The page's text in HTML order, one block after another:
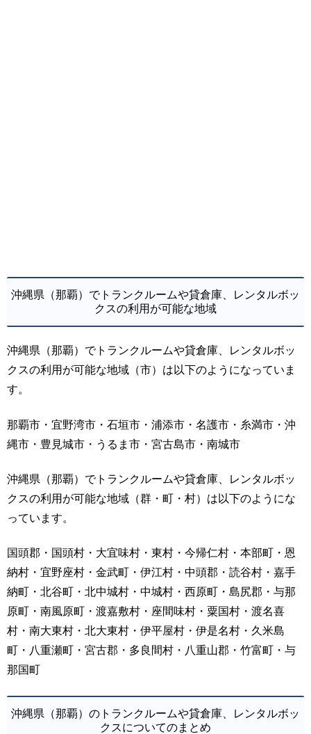
沖縄県（那覇）でトランクルームや貸倉庫、レンタルボッ
クスの利用が可能な地域
沖縄県（那覇）でトランクルームや貸倉庫、レンタルボッ
クスの利用が可能な地域（市）は以下のようになっていま
す。
那覇市・宜野湾市・石垣市・浦添市・名護市・糸満市・沖
縄市・豊見城市・うるま市・宮古島市・南城市
沖縄県（那覇）でトランクルームや貸倉庫、レンタルボッ
クスの利用が可能な地域（群・町・村）は以下のようにな
っています。
国頭郡・国頭村・大宜味村・東村・今帰仁村・本部町・恩
納村・宜野座村・金武町・伊江村・中頭郡・読谷村・嘉手
納町・北谷町・北中城村・中城村・西原町・島尻郡・与那
原町・南風原町・渡嘉敷村・座間味村・粟国村・渡名喜
村・南大東村・北大東村・伊平屋村・伊是名村・久米島
町・八重瀬町・宮古郡・多良間村・八重山郡・竹富町・与
那国町
沖縄県（那覇）のトランクルームや貸倉庫、レンタルボッ
クスについてのまとめ